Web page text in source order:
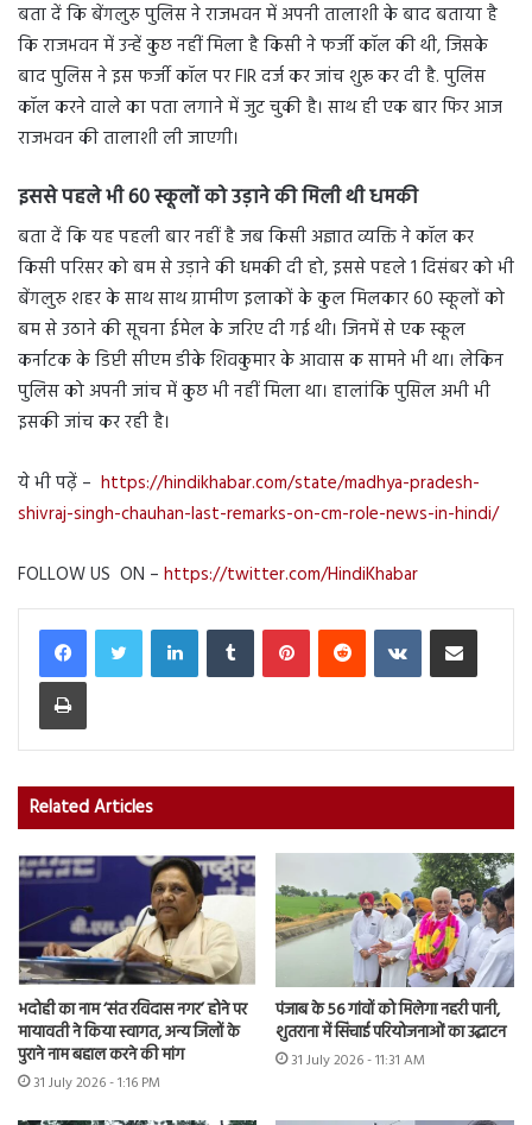
बता दें कि बेंगलुरु पुलिस ने राजभवन में अपनी तालाशी के बाद बताया है
कि राजभवन में उन्हें कुछ नहीं मिला है किसी ने फर्जी कॉल की थी, जिसके
बाद पुलिस ने इस फर्जी कॉल पर FIR दर्ज कर जांच शुरू कर दी है. पुलिस
कॉल करने वाले का पता लगाने में जुट चुकी है। साथ ही एक बार फिर आज
राजभवन की तालाशी ली जाएगी।
इससे पहले भी 60 स्कूलों को उड़ाने की मिली थी धमकी
बता दें कि यह पहली बार नहीं है जब किसी अज्ञात व्यक्ति ने कॉल कर
किसी परिसर को बम से उड़ाने की धमकी दी हो, इससे पहले 1 दिसंबर को भी
बेंगलुरु शहर के साथ साथ ग्रामीण इलाकों के कुल मिलकार 60 स्कूलों को
बम से उठाने की सूचना ईमेल के जरिए दी गई थी। जिनमें से एक स्कूल
कर्नाटक के डिप्टी सीएम डीके शिवकुमार के आवास क सामने भी था। लेकिन
पुलिस को अपनी जांच में कुछ भी नहीं मिला था। हालांकि पुसिल अभी भी
इसकी जांच कर रही है।
ये भी पढ़ें – https://hindikhabar.com/state/madhya-pradesh-
shivraj-singh-chauhan-last-remarks-on-cm-role-news-in-hindi/
FOLLOW US ON – https://twitter.com/HindiKhabar
LinkedInTumblr PinterestReddit VKontakteShare via Email
Print
Related Articles
भदोही का नाम ‘संत रविदास नगर’ होने पर
मायावती ने किया स्वागत, अन्य जिलों के
पुराने नाम बहाल करने की मांग
31 July 2026 - 1:16 PM
पंजाब के 56 गांवों को मिलेगा नहरी पानी,
शुतराना में सिंचाई परियोजनाओं का उद्घाटन
31 July 2026 - 11:31 AM